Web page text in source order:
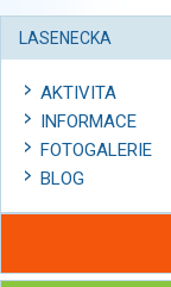
LASENECKA
AKTIVITA
INFORMACE
FOTOGALERIE
BLOG